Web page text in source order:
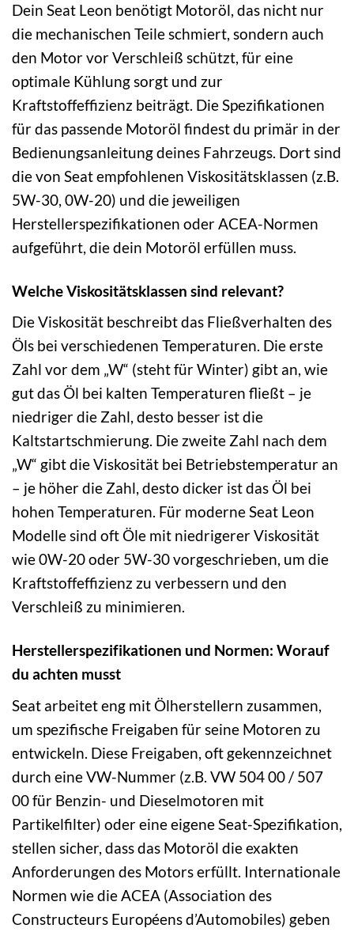
Dein Seat Leon benötigt Motoröl, das nicht nur
die mechanischen Teile schmiert, sondern auch
den Motor vor Verschleiß schützt, für eine
optimale Kühlung sorgt und zur
Kraftstoffeffizienz beiträgt. Die Spezifikationen
für das passende Motoröl findest du primär in der
Bedienungsanleitung deines Fahrzeugs. Dort sind
die von Seat empfohlenen Viskositätsklassen (z.B.
5W-30, 0W-20) und die jeweiligen
Herstellerspezifikationen oder ACEA-Normen
aufgeführt, die dein Motoröl erfüllen muss.
Welche Viskositätsklassen sind relevant?
Die Viskosität beschreibt das Fließverhalten des
Öls bei verschiedenen Temperaturen. Die erste
Zahl vor dem „W“ (steht für Winter) gibt an, wie
gut das Öl bei kalten Temperaturen fließt – je
niedriger die Zahl, desto besser ist die
Kaltstartschmierung. Die zweite Zahl nach dem
„W“ gibt die Viskosität bei Betriebstemperatur an
– je höher die Zahl, desto dicker ist das Öl bei
hohen Temperaturen. Für moderne Seat Leon
Modelle sind oft Öle mit niedrigerer Viskosität
wie 0W-20 oder 5W-30 vorgeschrieben, um die
Kraftstoffeffizienz zu verbessern und den
Verschleiß zu minimieren.
Herstellerspezifikationen und Normen: Worauf
du achten musst
Seat arbeitet eng mit Ölherstellern zusammen,
um spezifische Freigaben für seine Motoren zu
entwickeln. Diese Freigaben, oft gekennzeichnet
durch eine VW-Nummer (z.B. VW 504 00 / 507
00 für Benzin- und Dieselmotoren mit
Partikelfilter) oder eine eigene Seat-Spezifikation,
stellen sicher, dass das Motoröl die exakten
Anforderungen des Motors erfüllt. Internationale
Normen wie die ACEA (Association des
Constructeurs Européens d’Automobiles) geben